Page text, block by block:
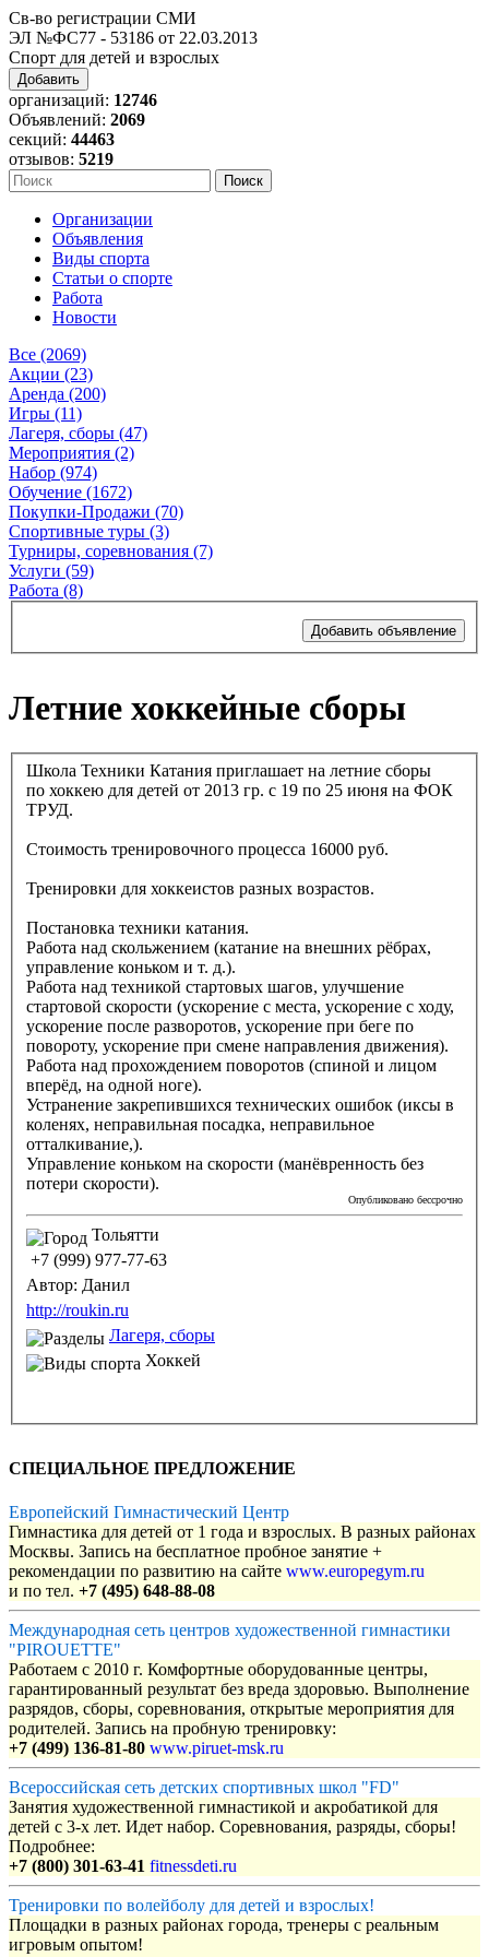
Св-во регистрации СМИ
ЭЛ №ФС77 - 53186 от 22.03.2013
Спорт для детей и взрослых
Добавить
организаций: 12746
Объявлений: 2069
секций: 44463
отзывов: 5219
Организации
Объявления
Виды спорта
Статьи о спорте
Работа
Новости
Все (2069)
Акции (23)
Аренда (200)
Игры (11)
Лагеря, сборы (47)
Мероприятия (2)
Набор (974)
Обучение (1672)
Покупки-Продажи (70)
Спортивные туры (3)
Турниры, соревнования (7)
Услуги (59)
Работа (8)
Добавить объявление
Летние хоккейные сборы
Школа Техники Катания приглашает на летние сборы
по хоккею для детей от 2013 гр. с 19 по 25 июня на ФОК
ТРУД.
Стоимость тренировочного процесса 16000 руб.
Тренировки для хоккеистов разных возрастов.
Постановка техники катания.
Работа над скольжением (катание на внешних рёбрах,
управление коньком и т. д.).
Работа над техникой стартовых шагов, улучшение
стартовой скорости (ускорение с места, ускорение с ходу,
ускорение после разворотов, ускорение при беге по
повороту, ускорение при смене направления движения).
Работа над прохождением поворотов (спиной и лицом
вперёд, на одной ноге).
Устранение закрепившихся технических ошибок (иксы в
коленях, неправильная посадка, неправильное
отталкивание,).
Управление коньком на скорости (манёвренность без
потери скорости).
Опубликовано бессрочно
Тольятти
+7 (999) 977-77-63
Автор: Данил
http://roukin.ru
Лагеря, сборы
Хоккей
СПЕЦИАЛЬНОЕ ПРЕДЛОЖЕНИЕ
Европейский Гимнастический Центр
Гимнастика для детей от 1 года и взрослых. В разных районах
Москвы. Запись на бесплатное пробное занятие +
рекомендации по развитию на сайте www.europegym.ru
и по тел. +7 (495) 648-88-08
Международная сеть центров художественной гимнастики
"PIROUETTE"
Работаем с 2010 г. Комфортные оборудованные центры,
гарантированный результат без вреда здоровью. Выполнение
разрядов, сборы, соревнования, открытые мероприятия для
родителей. Запись на пробную тренировку:
+7 (499) 136-81-80 www.piruet-msk.ru
Всероссийская сеть детских спортивных школ "FD"
Занятия художественной гимнастикой и акробатикой для
детей с 3-х лет. Идет набор. Соревнования, разряды, сборы!
Подробнее:
+7 (800) 301-63-41 fitnessdeti.ru
Тренировки по волейболу для детей и взрослых!
Площадки в разных районах города, тренеры с реальным
игровым опытом!